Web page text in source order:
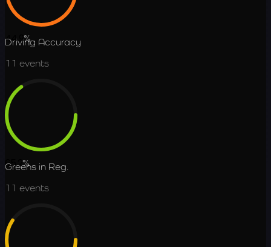
44.9%
Driving Accuracy
11 events
65.2%
Greens in Reg.
11 events